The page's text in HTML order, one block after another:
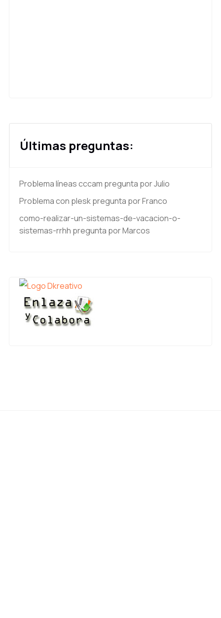
Últimas preguntas:
Problema líneas cccam pregunta por Julio
Problema con pleskpregunta por Franco
como-realizar-un-sistemas-de-vacacion-o-
sistemas-rrhh pregunta por Marcos